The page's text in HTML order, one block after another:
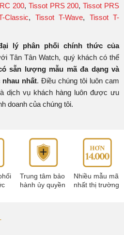
200, Tissot PRS 200,Tissot PRS
Classic, Tissot T-Wave, Tissot T-
lý phân phối chính thức của
Tân Tân Watch, quý khách có thể
sẵn lượng mẫu mã đa dạng và
nhau nhất. Điều chúng tôi luôn cam
dịch vụ khách hàng luôn được ưu
doanh của chúng tôi.
Trung tâm bảo
hành ủy quyền
Nhiều mẫu mã
nhất thị trường